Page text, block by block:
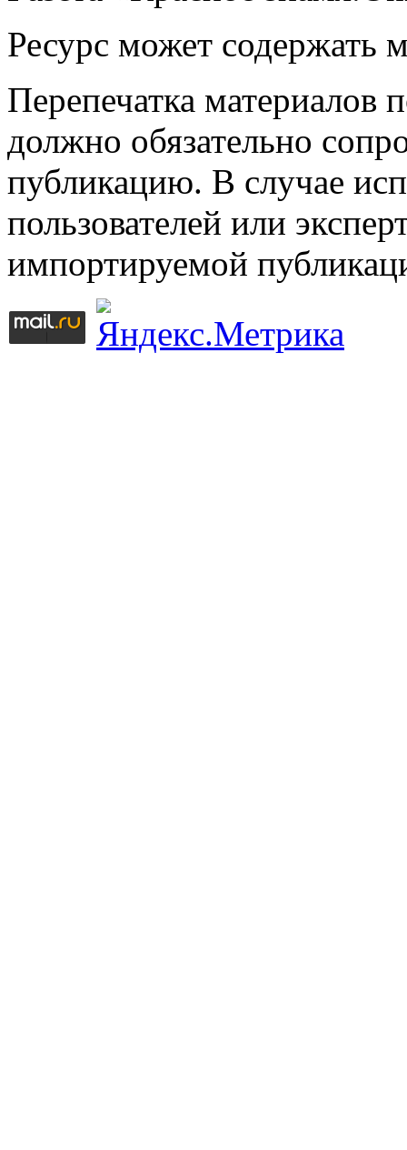
Ресурс может содержать
Перепечатка материалов
должно обязательно
публикацию. В случае
пользователей или
импортируемой